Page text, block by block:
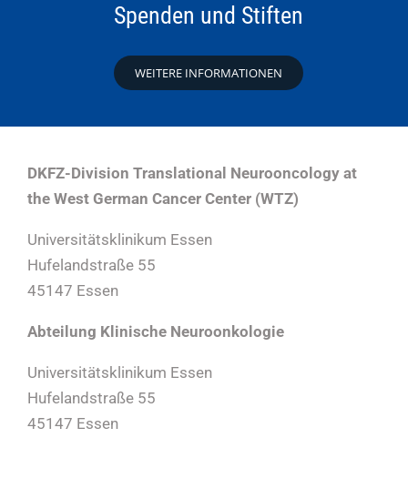
Spenden und Stiften
WEITERE INFORMATIONEN
DKFZ-Division Translational Neurooncology at
the West German Cancer Center (WTZ)
Universitätsklinikum Essen
Hufelandstraße 55
45147 Essen
Abteilung Klinische Neuroonkologie
Universitätsklinikum Essen
Hufelandstraße 55
45147 Essen